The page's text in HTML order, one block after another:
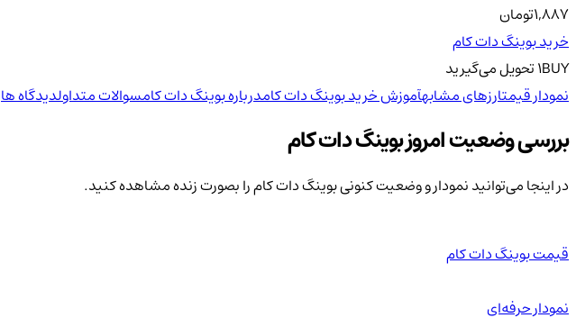
1,887تومان
خرید بوینگ دات کام
1BUY تحویلمی‌گیرید
نمودار قیمتارزهای مشابهآموزش خرید بوینگ دات کامدرباره بوینگ دات کامسوالات متداولدیدگاه ها
بررسی وضعیت امروز بوینگ دات کام
در اینجا می‌توانید نمودار و وضعیت کنونی بوینگ دات کام را بصورت زنده مشاهده کنید.
قیمت بوینگ دات کام
نمودار حرفه‌ای